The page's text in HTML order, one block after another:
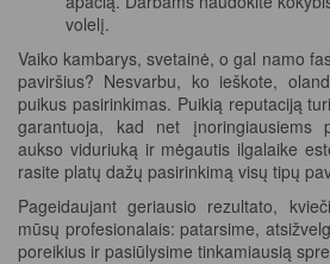
volelį.
Vaiko kambarys, svetainė, o gal namo
paviršius? Nesvarbu, ko ieškote,
puikus pasirinkimas. Puikią reputaciją
garantuoja, kad net įnoringiausiems
aukso viduriuką ir mėgautis ilgalaike
rasite platų dažų pasirinkimą visų tipų
Pageidaujant geriausio rezultato,
mūsų profesionalais: patarsime,
poreikius ir pasiūlysime tinkamiausią